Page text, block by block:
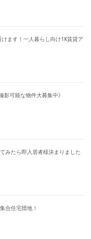
ます！一人暮らし向け1K賃貸ア
可能な物件大募集中》
みたら即入居者様決まりました
合住宅団地！